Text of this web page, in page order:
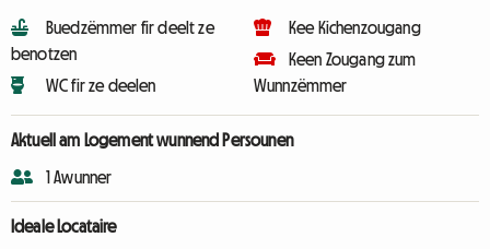
Buedzëmmer fir deelt ze
benotzen
WC fir ze deelen
Kee Kichenzougang
Keen Zougang zum
Wunnzëmmer
Aktuell am Logement wunnend Persounen
1 Awunner
Ideale Locataire